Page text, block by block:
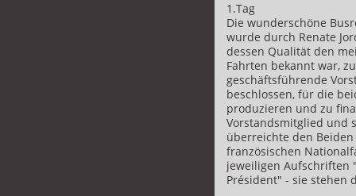
1.Tag
Die wunderschöne
wurde durch Renate
dessen Qualität den
Fahrten bekannt war,
geschäftsführende
beschlossen, für die
produzieren und zu
Vorstandsmitglied und
überreichte den
französischen
jeweiligen Aufschriften
Président" - sie stehen